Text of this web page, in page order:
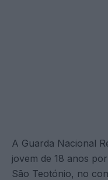
A Guarda Nacional
jovem de 18 anos
São Teotónio, no